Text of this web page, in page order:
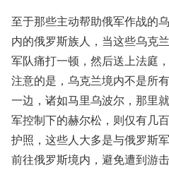
至于那些主动帮助俄军作战的
内的俄罗斯族人，当这些乌克
军队痛打一顿，然后送上法庭
注意的是，乌克兰境内不是所
一边，诸如马里乌波尔，那里
军控制下的赫尔松，则仅有几
护照，这些人大多是与俄罗斯
前往俄罗斯境内，避免遭到游击